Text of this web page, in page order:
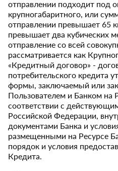
отправлении подходит под
крупногабаритного, или
отправлении превышает 65
превышает два кубических
отправление со всей
рассматривается как
«Кредитный договор» -
потребительского кредита
формы, заключаемый или
Пользователем и Банком на
соответствии с
Российской Федерации,
документами Банка и
размещенными на Ресурсе
порядок и условия
Кредита.